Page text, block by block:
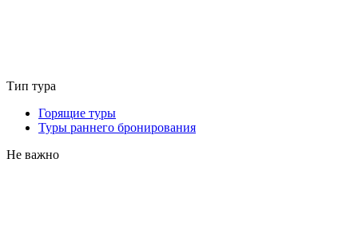
Тип тура
Горящие туры
Туры раннего бронирования
Не важно